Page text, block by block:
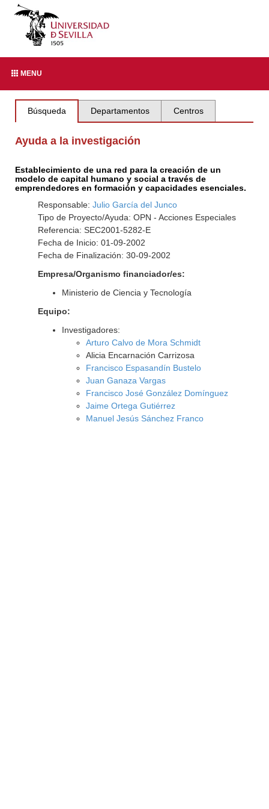
MENU
Búsqueda Departamentos Centros
Ayuda a la investigación
Establecimiento de una red para la creación de un
modelo de capital humano y social a través de
emprendedores en formación y capacidades esenciales.
Responsable: Julio García del Junco
Tipo de Proyecto/Ayuda: OPN - Acciones Especiales
Referencia: SEC2001-5282-E
Fecha de Inicio: 01-09-2002
Fecha de Finalización: 30-09-2002
Empresa/Organismo financiador/es:
Ministerio de Ciencia y Tecnología
Equipo:
Investigadores:
Arturo Calvo de Mora Schmidt
Alicia Encarnación Carrizosa
Francisco Espasandín Bustelo
Juan Ganaza Vargas
Francisco José González Domínguez
Jaime Ortega Gutiérrez
Manuel Jesús Sánchez Franco